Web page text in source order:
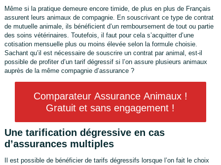
Même si la pratique demeure encore timide, de plus en plus de Français
assurent leurs animaux de compagnie. En souscrivant ce type de contrat
de mutuelle animale, ils bénéficient d’un remboursement de tout ou partie
des soins vétérinaires. Toutefois, il faut pour cela s’acquitter d’une
cotisation mensuelle plus ou moins élevée selon la formule choisie.
Sachant qu’il est nécessaire de souscrire un contrat par animal, est-il
possible de profiter d’un tarif dégressif si l’on assure plusieurs animaux
auprès de la même compagnie d’assurance ?
Comparateur Assurance Animaux !
Gratuit et sans engagement !
Une tarification dégressive en cas
d’assurances multiples
Il est possible de bénéficier de tarifs dégressifs lorsque l’on fait le choix